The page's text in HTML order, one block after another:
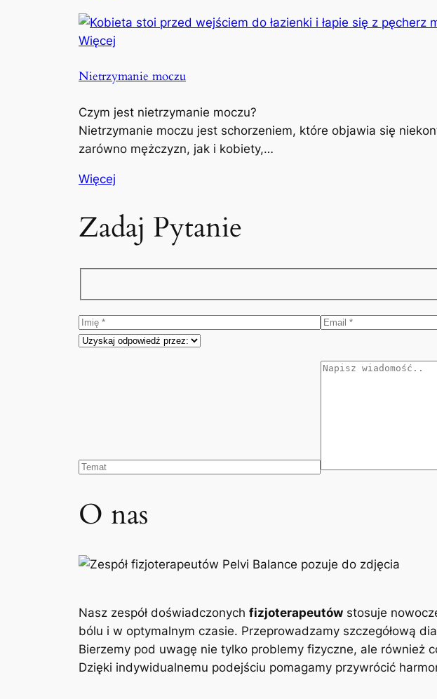
Więcej
Nietrzymanie moczu
Czym jest nietrzymanie moczu?
Nietrzymanie moczu jest schorzeniem, które objawia się
zarówno mężczyzn, jak i kobiety,…
Więcej
Zadaj Pytanie
O nas
Nasz zespół doświadczonych fizjoterapeutów stosuje
bólu i w optymalnym czasie. Przeprowadzamy szczegółową
Bierzemy pod uwagę nie tylko problemy fizyczne, ale również
Dzięki indywidualnemu podejściu pomagamy przywrócić